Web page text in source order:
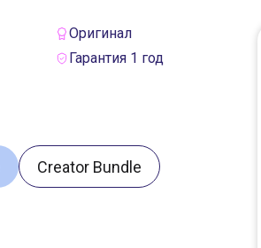
Оригинал
Гарантия 1 год
Creator Bundle